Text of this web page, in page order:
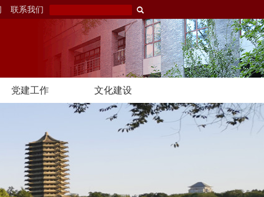
联系我们
党建工作 文化建设